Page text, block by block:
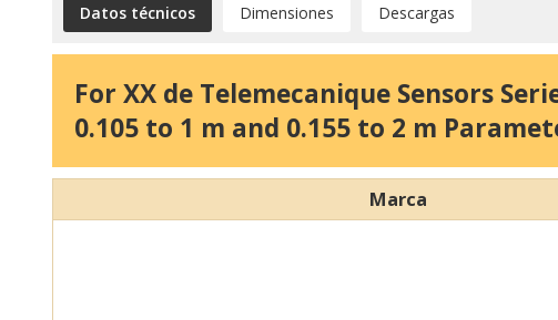
Datos técnicos Dimensiones Descargas
For XX de Telemecanique Sensors
0.105 to 1 m and 0.155 to 2 m
Marca